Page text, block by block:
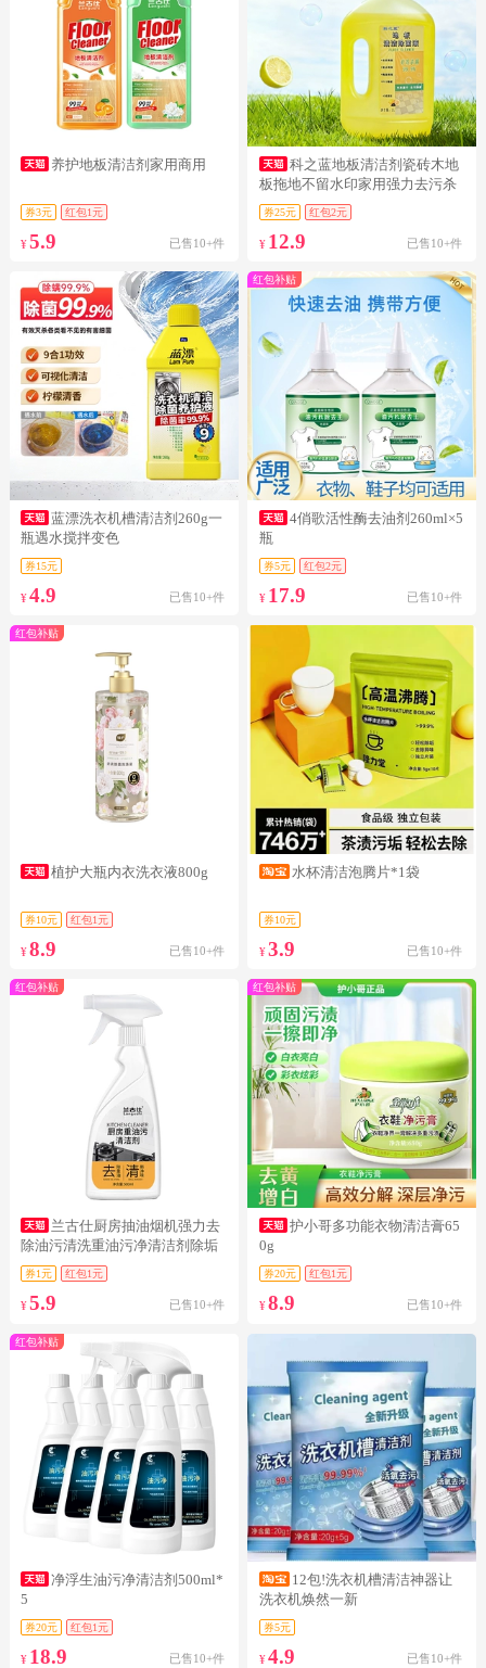
养护地板清洁剂家用商用
券3元 红包1元
¥ 5.9 已售10+件
科之蓝地板清洁剂瓷砖木地
板拖地不留水印家用强力去污杀
菌洗地剂
券25元 红包2元
¥ 12.9 已售10+件
蓝漂洗衣机槽清洁剂260g一
瓶遇水搅拌变色
券15元
¥ 4.9 已售10+件
红包补贴
4俏歌活性酶去油剂260ml×5
瓶
券5元 红包2元
¥ 17.9 已售10+件
红包补贴
植护大瓶内衣洗衣液800g
券10元 红包1元
¥ 8.9 已售10+件
水杯清洁泡腾片*1袋
券10元
¥3.9 已售10+件
红包补贴
兰古仕厨房抽油烟机强力去
除油污清洗重油污净清洁剂除垢
油渍神器
券1元 红包1元
¥ 5.9 已售10+件
红包补贴
护小哥多功能衣物清洁膏65
0g
券20元 红包1元
¥8.9 已售10+件
红包补贴
净浮生油污净清洁剂500ml*
5
券20元 红包1元
¥ 18.9 已售10+件
12包!洗衣机槽清洁神器让
洗衣机焕然一新
券5元
¥4.9 已售10+件